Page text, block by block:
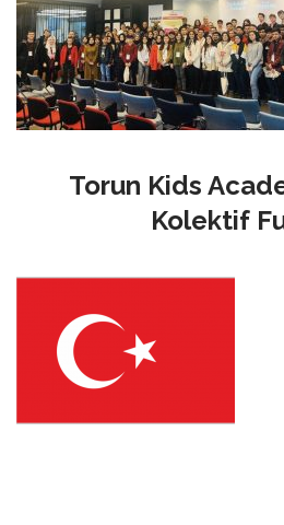
SEARCH SITE
Torun Kids
Kolektif